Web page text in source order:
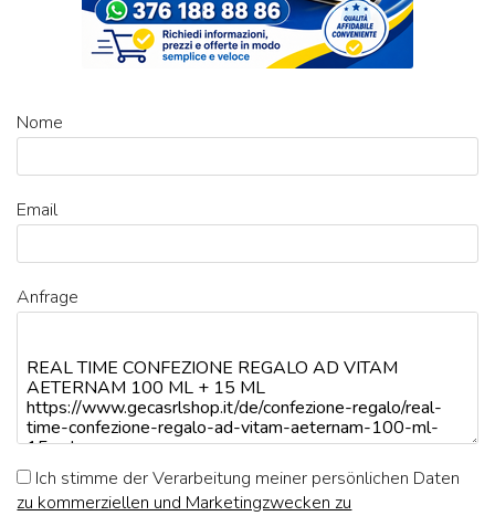
Nome
Email
Anfrage
Ich stimme der Verarbeitung meiner persönlichen Daten
zu kommerziellen und Marketingzwecken zu